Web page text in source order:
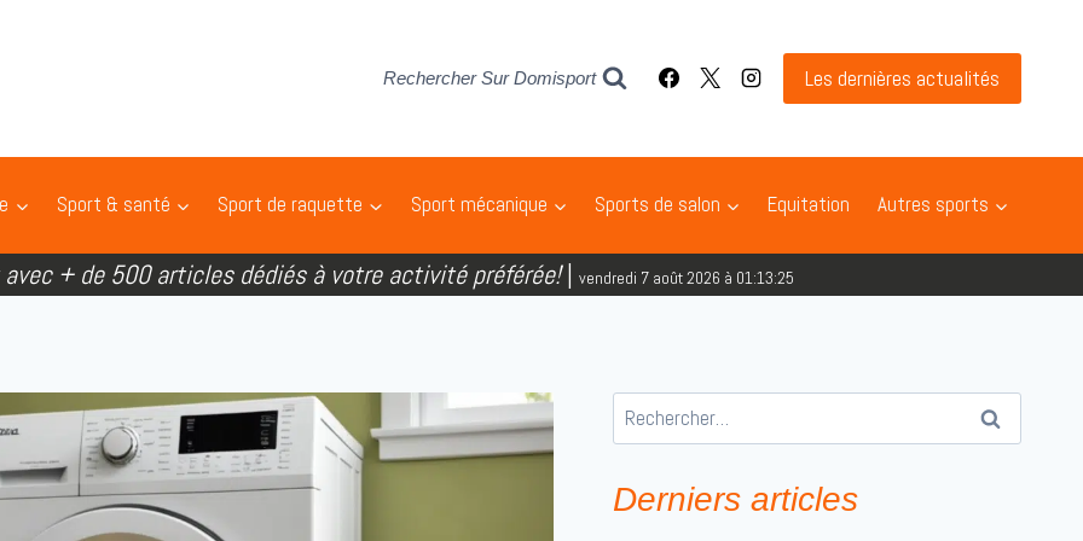
Rechercher Sur Domisport Les dernières actualités
Sport & santé Sport de raquette Sport mécanique Sports de salon Equitation Autres sports
+ de 500 articles dédiés à votre activité préférée!| vendredi 7 août 2026 à 01:13:26
Rechercher :
Derniers articles